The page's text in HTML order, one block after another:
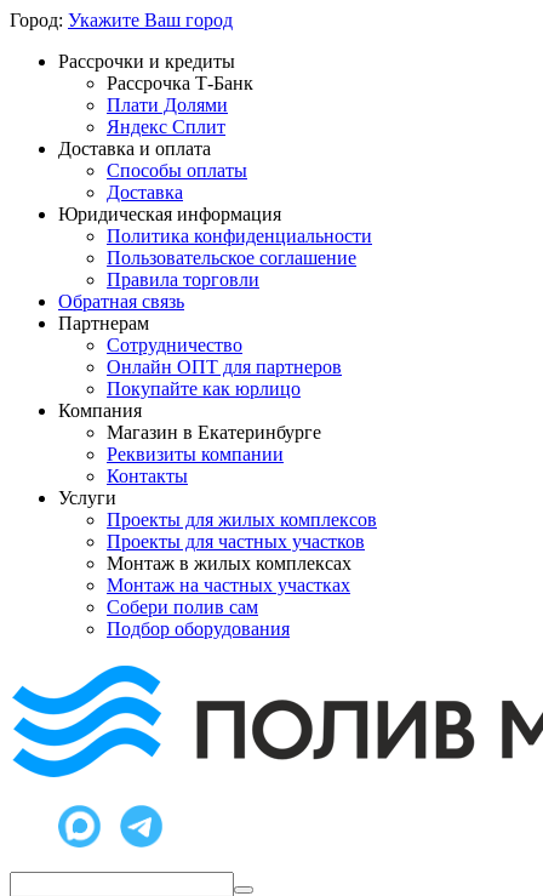
Город: Укажите Ваш город
Рассрочки и кредиты
Рассрочка Т-Банк
Плати Долями
Яндекс Сплит
Доставка и оплата
Способы оплаты
Доставка
Юридическая информация
Политика конфиденциальности
Пользовательское соглашение
Правила торговли
Обратная связь
Партнерам
Сотрудничество
Онлайн ОПТ для партнеров
Покупайте как юрлицо
Компания
Магазин в Екатеринбурге
Реквизиты компании
Контакты
Услуги
Проекты для жилых комплексов
Проекты для частных участков
Монтаж в жилых комплексах
Монтаж на частных участках
Собери полив сам
Подбор оборудования